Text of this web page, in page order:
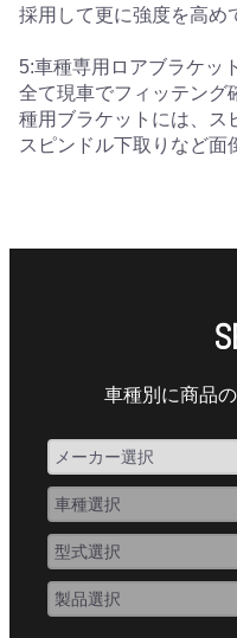
採用して更に強度を高め
5:車種専用ロアブラケット
全て現車でフィッテング
種用ブラケットには、ス
スピンドル下取りなど面
車種別に商品